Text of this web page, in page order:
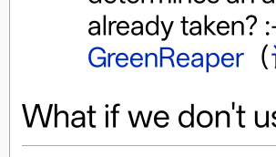
already taken?
GreenReaper（
What if we don't